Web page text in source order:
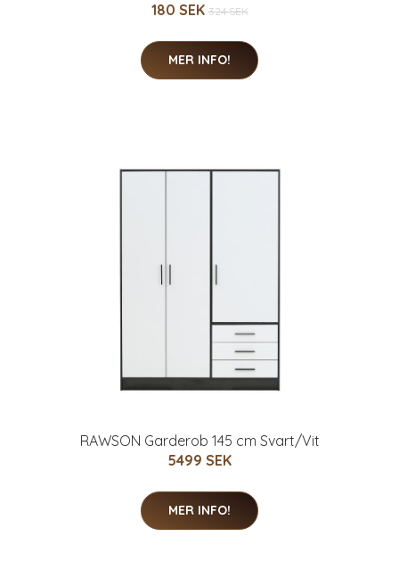
180 SEK 324 SEK
MER INFO!
RAWSON Garderob 145 cm Svart/Vit
5499 SEK
MER INFO!